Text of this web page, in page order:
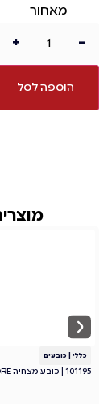
מאחור
-
+
הוספה לסל
כללי כובעים
101195 | כובע מצחיה DUNMORE מכותנת קנבס עם רשת אפור/שחור